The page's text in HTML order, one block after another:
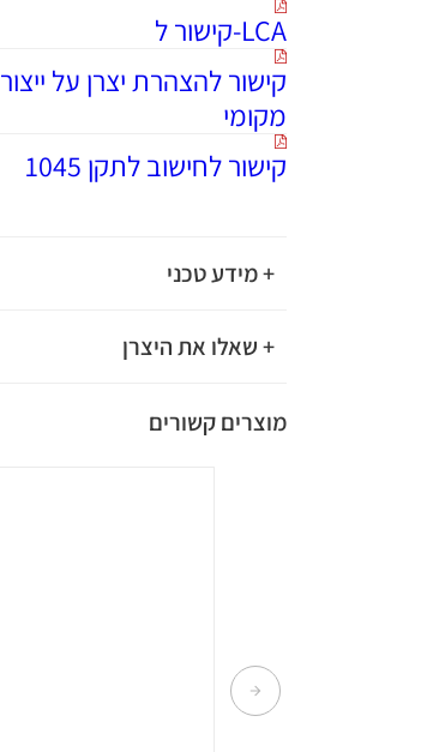
LCA-קישור ל
קישור להצהרת יצרן על ייצור
מקומי
קישור לחישוב לתקן 1045
+ מידע טכני
+ שאלו את היצרן
מוצרים קשורים